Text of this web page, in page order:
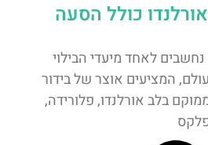
כולל הסעה
נחשבים לאחד מיעדי הבילוי
המציעים אוצר של בידור
בלב אורלנדו, פלורידה,